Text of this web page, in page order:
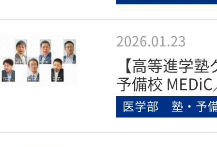
医学部 塾・予
2026.01.23
【高等進学
予備校